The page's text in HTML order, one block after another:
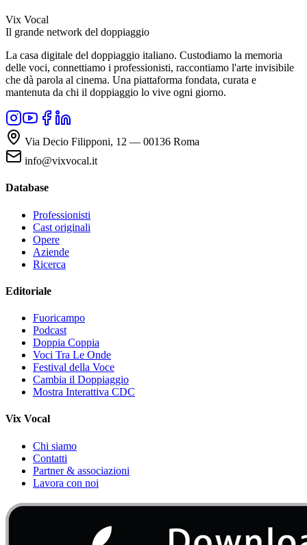
Vix Vocal
Il grande network del doppiaggio
La casa digitale del doppiaggio italiano. Custodiamo la memoria
delle voci, connettiamo i professionisti, raccontiamo l'arte invisibile
che dà parola al cinema. Una piattaforma fondata, curata e
mantenuta da chi il doppiaggio lo vive ogni giorno.
Via Decio Filipponi, 12 — 00136 Roma
info@vixvocal.it
Database
Professionisti
Cast originali
Opere
Aziende
Ricerca
Editoriale
Fuoricampo
Podcast
Doppia Coppia
Voci Tra Le Onde
Festival della Voce
Cambia il Doppiaggio
Mostra Interattiva CDC
Vix Vocal
Chi siamo
Contatti
Partner & associazioni
Lavora con noi